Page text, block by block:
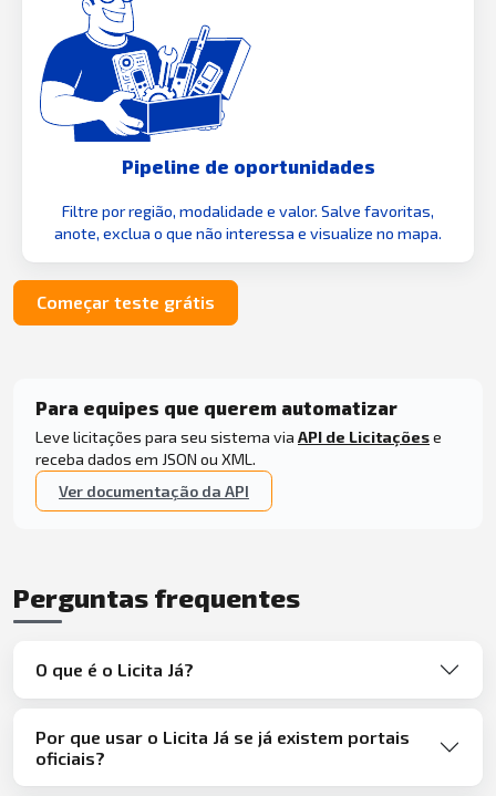
Pipeline de oportunidades
Filtre por região, modalidade e valor. Salve favoritas,
anote, exclua o que não interessa e visualize no mapa.
Começar teste grátis
Para equipes que querem automatizar
Leve licitações para seu sistema via API de Licitaçõese
receba dados em JSON ou XML.
Ver documentação da API
Perguntas frequentes
O que é o Licita Já?
Por que usar o Licita Já se já existem portais
oficiais?